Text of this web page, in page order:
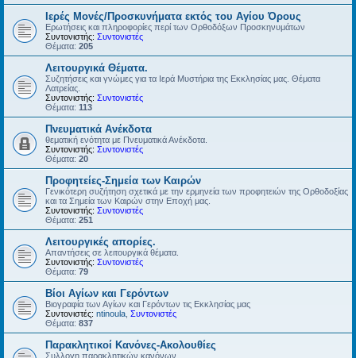
Ιερές Μονές/Προσκυνήματα εκτός του Αγίου Όρους
Ερωτήσεις και πληροφορίες περί των Ορθοδόξων Προσκηνυμάτων
Συντονιστής: Συντονιστές
Θέματα: 205
Λειτουργικά Θέματα.
Συζητήσεις και γνώμες για τα Ιερά Μυστήρια της Εκκλησίας μας. Θέματα
Λατρείας.
Συντονιστής: Συντονιστές
Θέματα: 113
Πνευματικά Ανέκδοτα
θεματική ενότητα με Πνευματικά Ανέκδοτα.
Συντονιστής: Συντονιστές
Θέματα: 20
Προφητείες-Σημεία των Καιρών
Γενικότερη συζήτηση σχετικά με την ερμηνεία των προφητειών της Ορθοδοξίας
και τα Σημεία των Καιρών στην Εποχή μας.
Συντονιστής: Συντονιστές
Θέματα: 251
Λειτουργικές απορίες.
Απαντήσεις σε λειτουργικά θέματα.
Συντονιστής: Συντονιστές
Θέματα: 79
Βίοι Αγίων και Γερόντων
Βιογραφία των Αγίων και Γερόντων τις Εκκλησίας μας
Συντονιστές: ntinoula Συντονιστές
Θέματα: 837
Παρακλητικοί Κανόνες-Ακολουθίες
Συλλογη παρακλητικών κανόνων